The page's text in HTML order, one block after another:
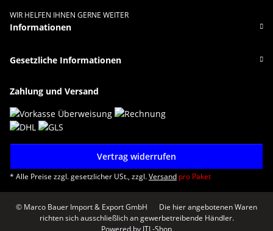
WIR HELFEN IHNEN GERNE WEITER
Informationen
Gesetzliche Informationen
Zahlung und Versand
Vertrag widerrufen
* Alle Preise zzgl. gesetzlicher USt., zzgl.Versand pro Paket
© Marco Bauer Import & Export GmbH
Die hier angebotenen Waren
richten sich ausschließlich an gewerbetreibende Händler.